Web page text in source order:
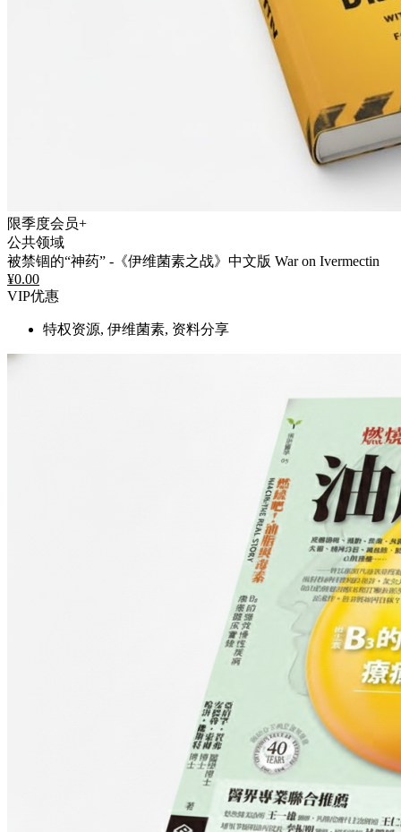
限季度会员+
公共领域
被禁锢的“神药” -《伊维菌素之战》中文版 War on Ivermectin
¥0.00
VIP优惠
特权资源, 伊维菌素, 资料分享